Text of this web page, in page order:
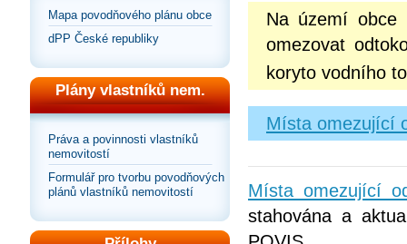
Mapa povodňového plánu obce
dPP České republiky
Plány vlastníků nem.
Práva a povinnosti vlastníků
nemovitostí
Formulář pro tvorbu povodňových
plánů vlastníků nemovitostí
Na území obce
omezovat
koryto vodního
Místa omezující
Místa omezující
stahována a